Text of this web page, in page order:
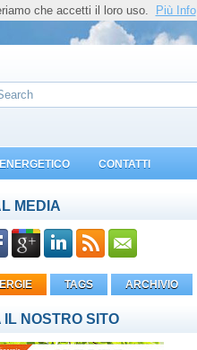
CONTATTI
MEDIA
TAGS ARCHIVIO
IL NOSTRO SITO
che accetti il loro uso. Più Info